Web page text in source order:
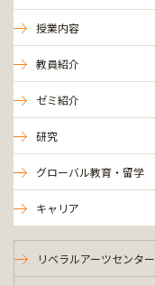
授業内容
教員紹介
ゼミ紹介
研究
グローバル教育・留学
キャリア
リベラルアーツセンター